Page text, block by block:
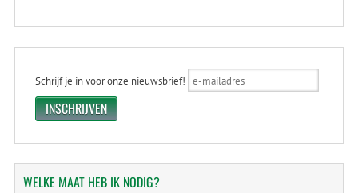
Schrijf je in voor onze nieuwsbrief!
WELKE MAAT HEB IK NODIG?